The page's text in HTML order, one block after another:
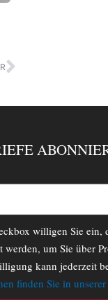
Nächster
willigen Sie ein,
um Sie über
kann jederzeit
finden Sie in unserer